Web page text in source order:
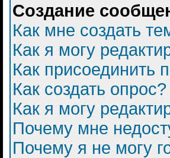
Создание
Как мне создать
Как я могу
Как присоединить
Как создать опрос?
Как я могу
Почему мне
Почему я не могу